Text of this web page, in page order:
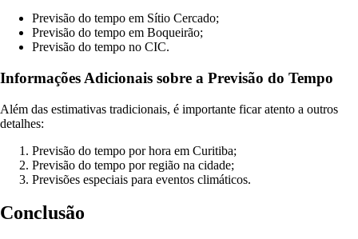
Previsão do tempo em Sítio Cercado;
Previsão do tempo em Boqueirão;
Previsão do tempo no CIC.
Informações Adicionais sobre a Previsão do Tempo
Além das estimativas tradicionais, é importante ficar atento a outros
detalhes:
Previsão do tempo por hora em Curitiba;
Previsão do tempo por região na cidade;
Previsões especiais para eventos climáticos.
Conclusão